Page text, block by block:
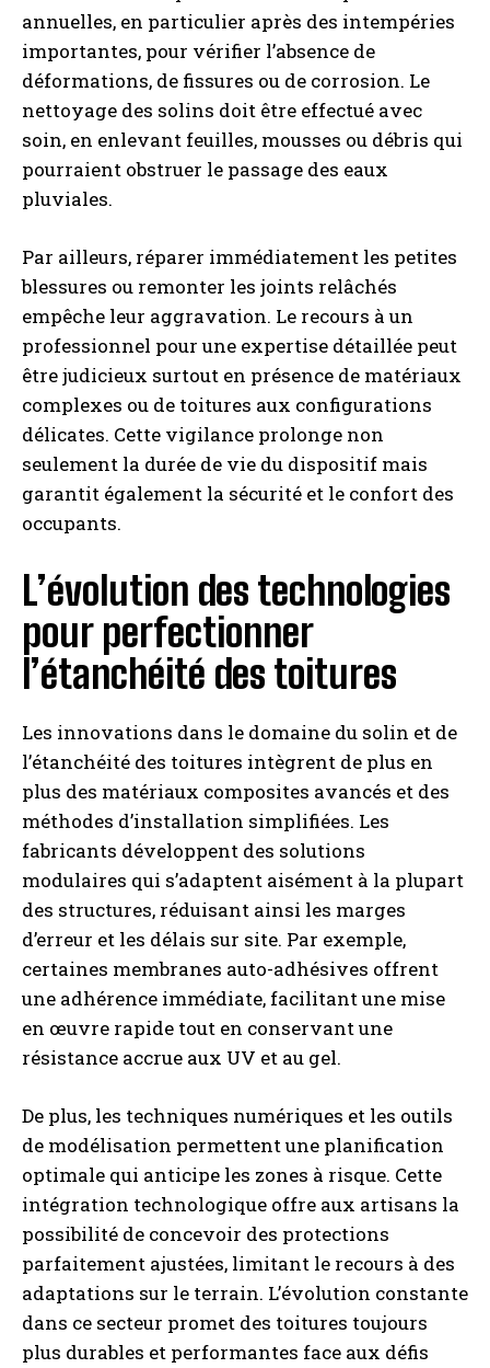
annuelles, en particulier après des intempéries
importantes, pour vérifier l’absence de
déformations, de fissures ou de corrosion. Le
nettoyage des solins doit être effectué avec
soin, en enlevant feuilles, mousses ou débris qui
pourraient obstruer le passage des eaux
pluviales.
Par ailleurs, réparer immédiatement les petites
blessures ou remonter les joints relâchés
empêche leur aggravation. Le recours à un
professionnel pour une expertise détaillée peut
être judicieux surtout en présence de matériaux
complexes ou de toitures aux configurations
délicates. Cette vigilance prolonge non
seulement la durée de vie du dispositif mais
garantit également la sécurité et le confort des
occupants.
L’évolution des technologies
pour perfectionner
l’étanchéité des toitures
Les innovations dans le domaine du solin et de
l’étanchéité des toitures intègrent de plus en
plus des matériaux composites avancés et des
méthodes d’installation simplifiées. Les
fabricants développent des solutions
modulaires qui s’adaptent aisément à la plupart
des structures, réduisant ainsi les marges
d’erreur et les délais sur site. Par exemple,
certaines membranes auto-adhésives offrent
une adhérence immédiate, facilitant une mise
en œuvre rapide tout en conservant une
résistance accrue aux UV et au gel.
De plus, les techniques numériques et les outils
de modélisation permettent une planification
optimale qui anticipe les zones à risque. Cette
intégration technologique offre aux artisans la
possibilité de concevoir des protections
parfaitement ajustées, limitant le recours à des
adaptations sur le terrain. L’évolution constante
dans ce secteur promet des toitures toujours
plus durables et performantes face aux défis